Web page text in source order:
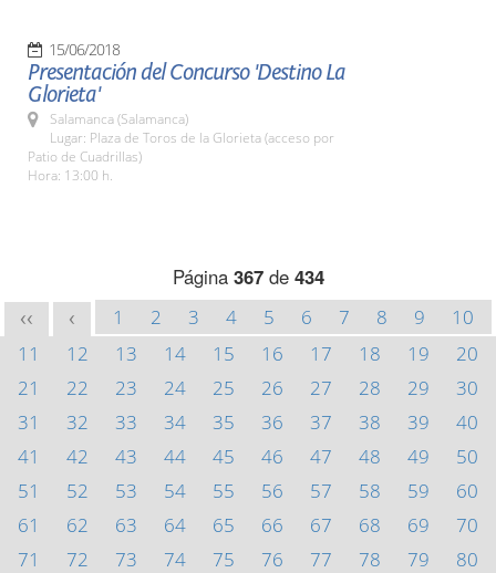
15/06/2018
Presentación del Concurso 'Destino La
Glorieta'
Salamanca (Salamanca)
Lugar: Plaza de Toros de la Glorieta (acceso por
Patio de Cuadrillas)
Hora: 13:00 h.
Página 367de 434
<< < 1 2 3 4 5 6 7 8 9
10
11
12 13 14 15 16 17 18 19
20
21
22 23 24 25 26 27 28 29
30
31
32 33 34 35 36 37 38 39
40
41
42 43 44 45 46 47 48 49
50
51
52 53 54 55 56 57 58 59
60
61
62 63 64 65 66 67 68 69
70
71
72 73 74 75 76 77 78 79
80